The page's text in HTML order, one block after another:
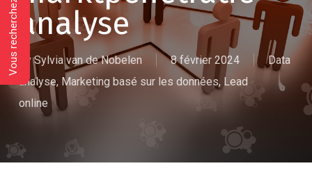
analyse
By Sylvia van de Nobelen 8 février 2024
Data
analyse, Marketing basé sur les données, Lead
online